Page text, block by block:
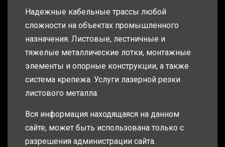
Надежные кабельные трассы любой
сложности на объектах промышленного
назначения. Листовые, лестничные и
тяжелые металлические лотки, монтажные
элементы и опорные конструкции, а также
система крепежа. Услуги лазерной резки
листового металла.
Вся информация находящаяся на данном
сайте, может быть использована только с
разрешения администрации сайта.